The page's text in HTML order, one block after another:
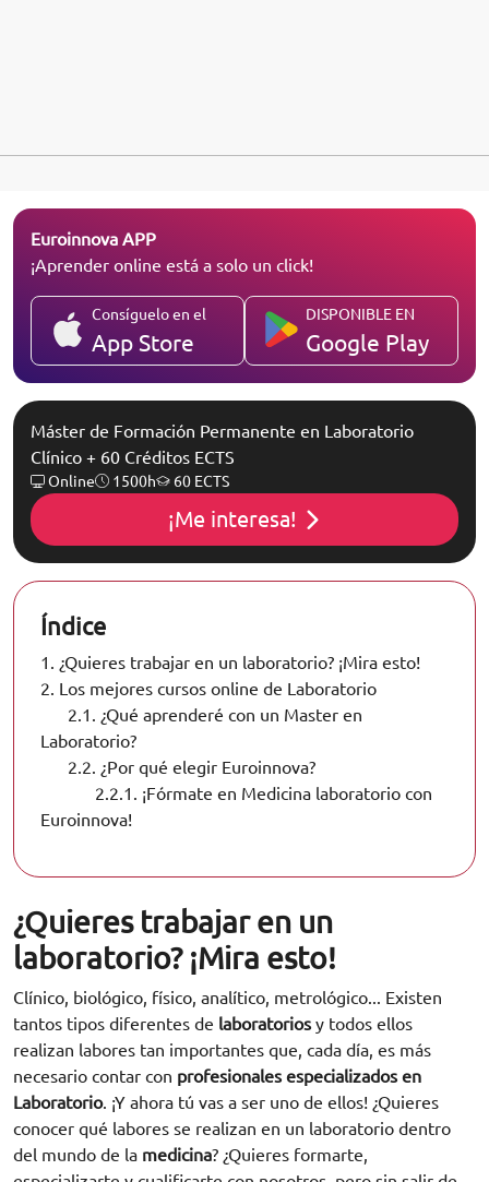
Euroinnova APP
¡Aprender online está a solo un click!
Consíguelo en el
App Store
DISPONIBLE EN
Google Play
Máster de Formación Permanente en Laboratorio
Clínico + 60 Créditos ECTS
Online 1500h 60 ECTS
¡Me interesa!
Índice
1. ¿Quieres trabajar en un laboratorio? ¡Mira esto!
2. Los mejores cursos online de Laboratorio
2.1. ¿Qué aprenderé con un Master en
Laboratorio?
2.2. ¿Por qué elegir Euroinnova?
2.2.1. ¡Fórmate en Medicina laboratorio con
Euroinnova!
¿Quieres trabajar en un
laboratorio? ¡Mira esto!
Clínico, biológico, físico, analítico, metrológico... Existen
tantos tipos diferentes de laboratorios y todos ellos
realizan labores tan importantes que, cada día, es más
necesario contar con profesionales especializados en
Laboratorio. ¡Y ahora tú vas a ser uno de ellos! ¿Quieres
conocer qué labores se realizan en un laboratorio dentro
del mundo de la medicina? ¿Quieres formarte,